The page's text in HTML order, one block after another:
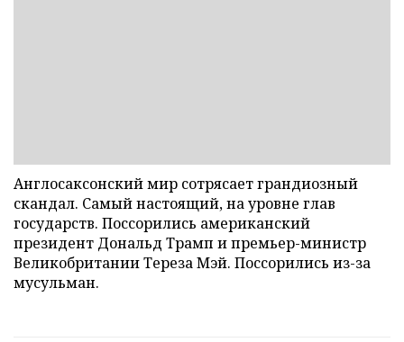
Англосаксонский мир сотрясает грандиозный
скандал. Самый настоящий, на уровне глав
государств. Поссорились американский
президент Дональд Трамп и премьер-министр
Великобритании Тереза Мэй. Поссорились из-за
мусульман.